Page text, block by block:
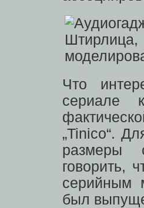
Что
сериале
„Tinico“.
размеры
говорить,
серийным
был